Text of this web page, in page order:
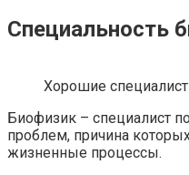
Специальность
Хорошие
Биофизик – специалист
проблем, причина
жизненные процессы.